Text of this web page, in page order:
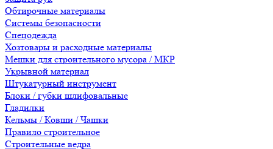
Обтирочные материалы
Системы безопасности
Спецодежда
Хозтовары и расходные материалы
Мешки для строительного мусора / МКР
Укрывной материал
Штукатурный инструмент
Блоки / губки шлифовальные
Гладилки
Кельмы / Ковши / Чашки
Правило строительное
Строительные ведра